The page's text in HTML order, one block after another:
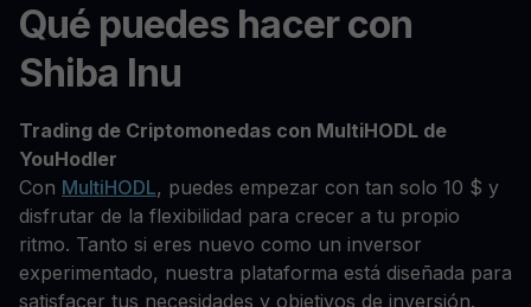
Qué puedes hacer con
Shiba Inu
Trading de Criptomonedas con MultiHODL de
YouHodler
Con MultiHODL, puedes empezar con tan solo 10 $ y
disfrutar de la flexibilidad para crecer a tu propio
ritmo. Tanto si eres nuevo como un inversor
experimentado, nuestra plataforma está diseñada para
satisfacer tus necesidades y objetivos de inversión.